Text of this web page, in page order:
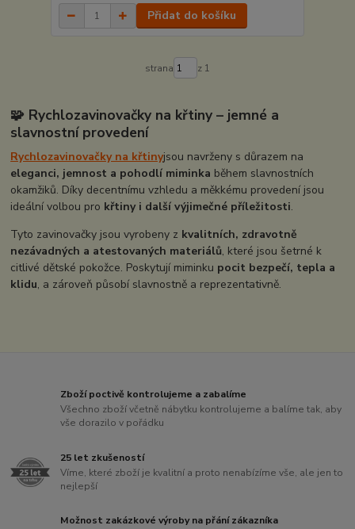
Přidat do košíku
strana z 1
🧩 Rychlozavinovačky na křtiny – jemné a
slavnostní provedení
Rychlozavinovačky na křtinyjsou navrženy s důrazem na
eleganci, jemnost a pohodlí miminka během slavnostních
okamžiků. Díky decentnímu vzhledu a měkkému provedení jsou
ideální volbou pro křtiny i další výjimečné příležitosti.
Tyto zavinovačky jsou vyrobeny z kvalitních, zdravotně
nezávadných a atestovaných materiálů, které jsou šetrné k
citlivé dětské pokožce. Poskytují miminku pocit bezpečí, tepla a
klidu, a zároveň působí slavnostně a reprezentativně.
Zboží poctivě kontrolujeme a zabalíme
Všechno zboží včetně nábytku kontrolujeme a balíme tak, aby
vše dorazilo v pořádku
25 let zkušeností
Víme, které zboží je kvalitní a proto nenabízíme vše, ale jen to
nejlepší
Možnost zakázkové výroby na přání zákazníka